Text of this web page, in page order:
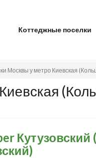
Коттеджные поселки
Москвы у метро Киевская
Кутузовский